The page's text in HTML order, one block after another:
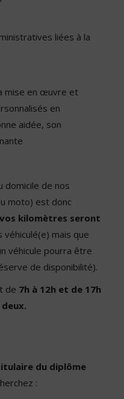
liées à la
mise en œuvre et
en
aidée, son
domicile de nos
moto) est donc
vos kilomètres seront
véhiculé(e) mais que
véhicule pourra être
de disponibilité).
de 7h à 12h et de 17h
du diplôme
: